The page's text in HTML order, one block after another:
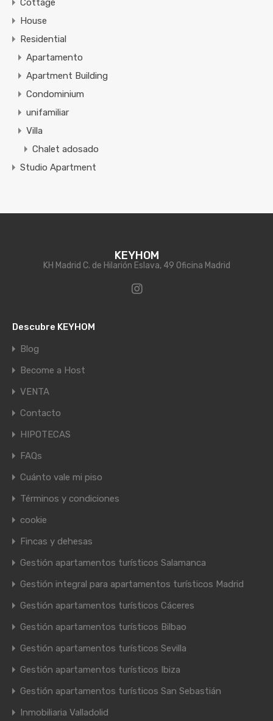
Cottage
House
Residential
Apartamento
Apartment Building
Condominium
unifamiliar
Villa
Chalet adosado
Studio Apartment
KEYHOM
KH Madrid C. de Hilarión Eslava, 49 Oficina Madrid
Descubre KEYHOM
Blog
Become a Host
VENTA
Contacto
HIPOTECAS
FAQs
Cuánto vale mi piso
Términos y condiciones
cookie
Fincas y dehesas
Gestión apartamentos turísticos Salamanca
Gestión integral para apartamentos turísticos Madrid
Gestión apartamentos turísticos Cáceres
Gestión apartamentos turísticos Bilbao
Gestión apartamentos turísticos Sevilla
Gestión apartamentos turísticos Ibiza
Gestión apartamentos turísticos San Sebastián
Inmobiliaria Valladolid